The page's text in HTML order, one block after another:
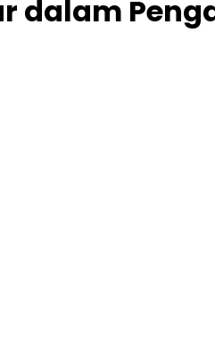
dalam